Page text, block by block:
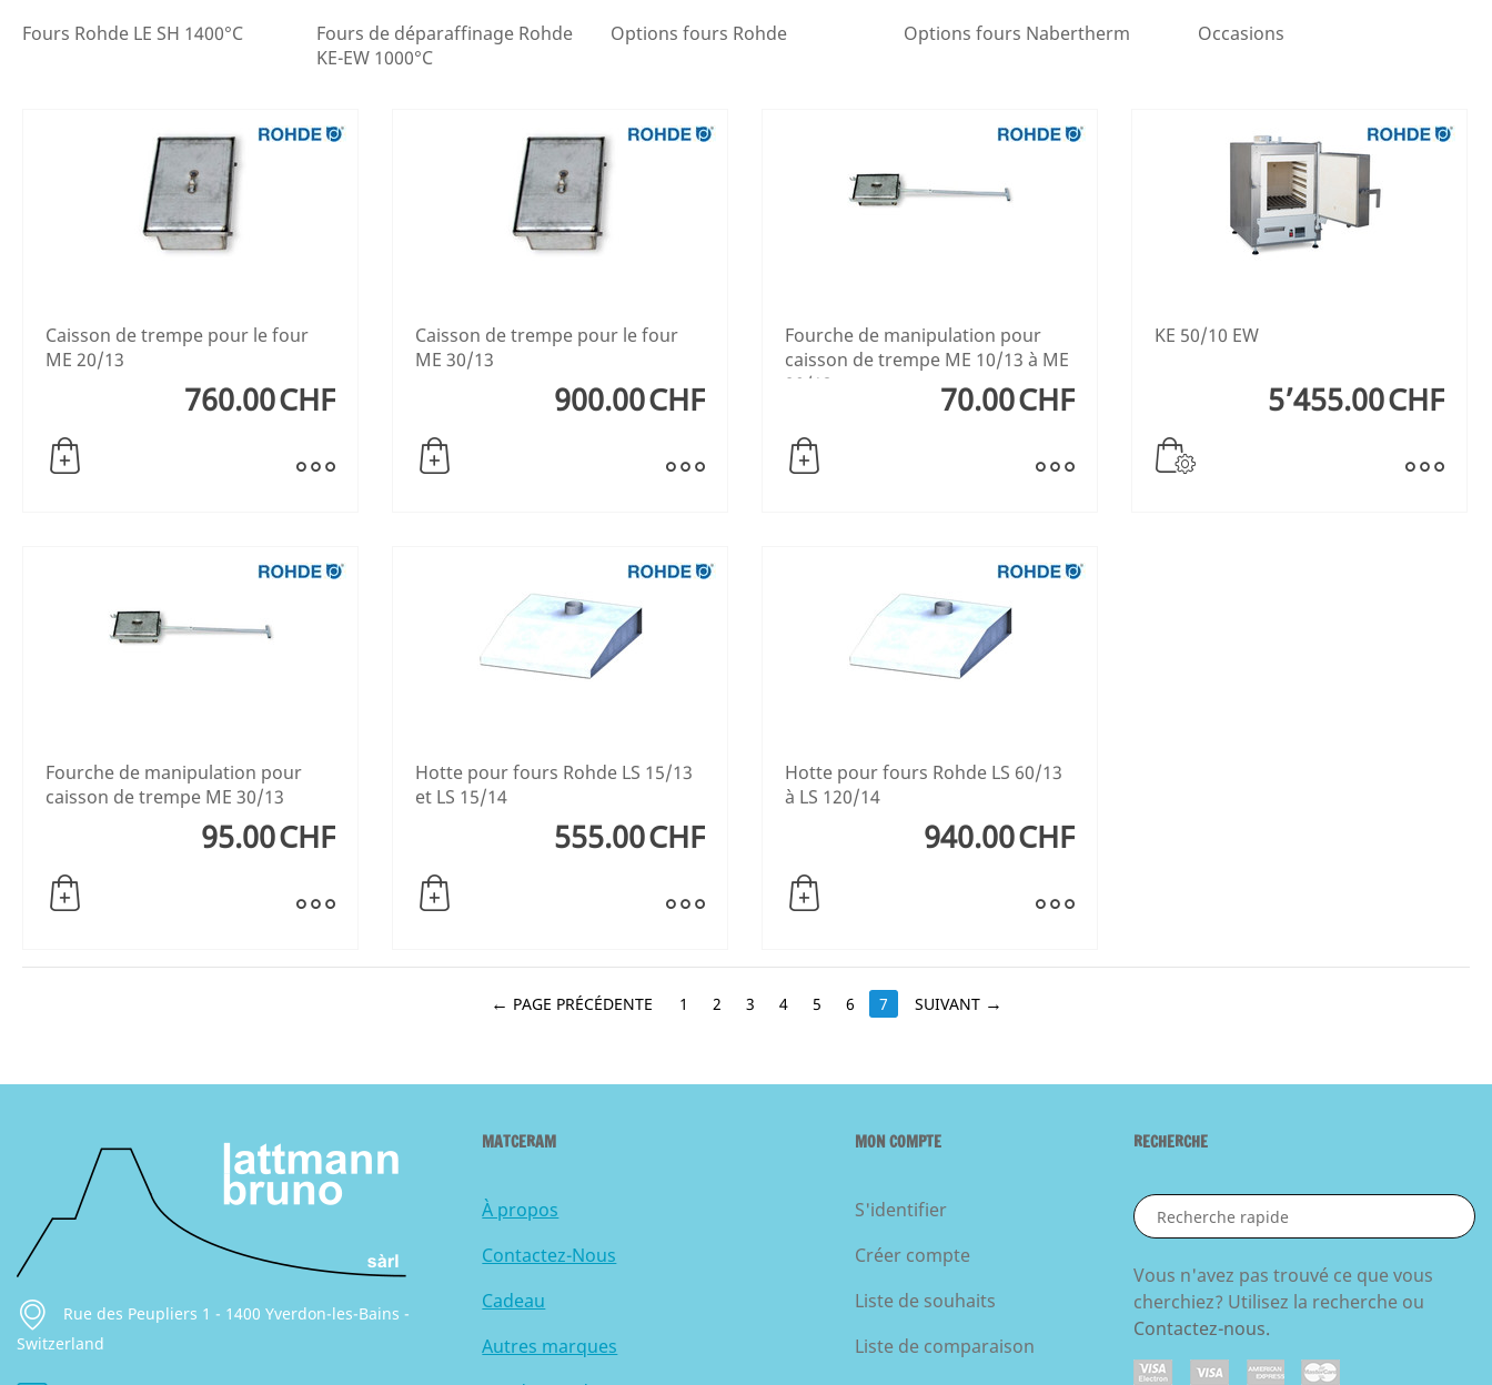
Fours Rohde LE SH 1400°C
Fours de déparaffinage Rohde
KE-EW 1000°C
Options fours Rohde Options fours Nabertherm Occasions
Caisson de trempe pour le four
ME 20/13
760.00CHF
Caisson de trempe pour le four
ME 30/13
900.00CHF
Fourche de manipulation pour
caisson de trempe ME 10/13 à ME
20/13
70.00CHF
KE 50/10 EW
5’455.00CHF
Fourche de manipulation pour
caisson de trempe ME 30/13
95.00CHF
Hotte pour fours Rohde LS 15/13
et LS 15/14
555.00CHF
Hotte pour fours Rohde LS 60/13
à LS 120/14
940.00CHF
PAGE PRÉCÉDENTE 1 2 3 4 5 6 7 SUIVANT
Rue des Peupliers 1 - 1400 Yverdon-les-Bains -
Switzerland
MATCERAM
À propos
Contactez-Nous
Cadeau
Autres marques
MON COMPTE
S'identifier
Créer compte
Liste de souhaits
Liste de comparaison
RECHERCHE
Vous n'avez pas trouvé ce que vous
cherchiez? Utilisez la recherche ou
Contactez-nous.